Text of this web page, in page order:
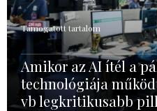
Támogatott tartalom
Amikor az AI ítél a
technológiája
vb legkritikusabb